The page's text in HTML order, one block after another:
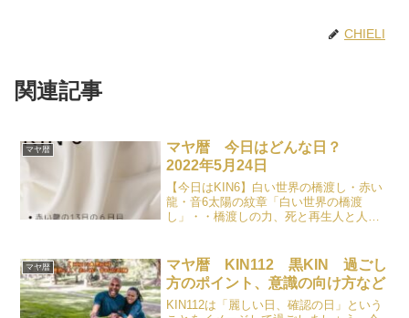
CHIELI
関連記事
マヤ暦
マヤ暦 今日はどんな日？
2022年5月24日
【今日はKIN6】白い世界の橋渡し・赤い
龍・音6太陽の紋章「白い世界の橋渡
し」・・橋渡しの力、死と再生人と人、
ー。プライドと執着を手放すとよみがえ
る。人をコントロールし...
マヤ暦
マヤ暦 KIN112 黒KIN 過ごし
方のポイント、意識の向け方など
KIN112は「麗しい日、確認の日」という